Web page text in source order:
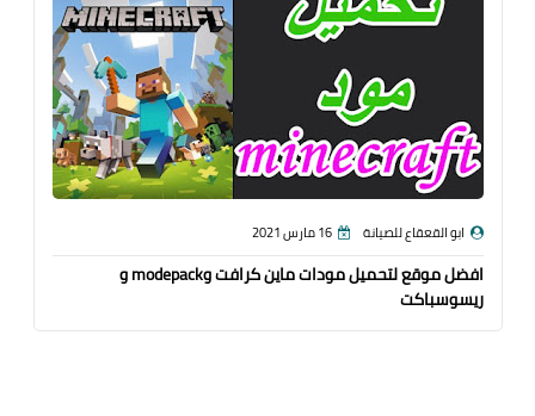
ابو القعقاع للصيانة 16 مارس 2021
افضل موقع لتحميل مودات ماين كرافت وmodepack و
ريسوسباكت